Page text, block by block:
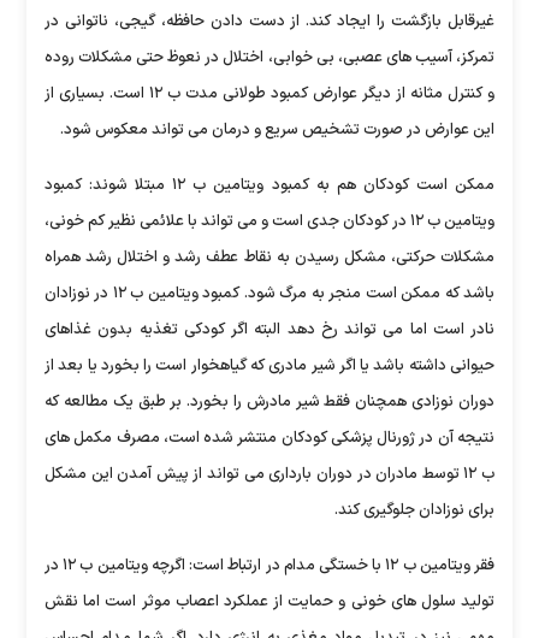
غیرقابل بازگشت را ایجاد کند. از دست دادن حافظه، گیجی، ناتوانی در
تمرکز، آسیب های عصبی، بی خوابی، اختلال در نعوظ حتی مشکلات روده
و کنترل مثانه از دیگر عوارض کمبود طولانی مدت ب ۱۲ است. بسیاری از
این عوارض در صورت تشخیص سریع و درمان می تواند معکوس شود.
ممکن است کودکان هم به کمبود ویتامین ب ۱۲ مبتلا شوند: کمبود
ویتامین ب ۱۲ در کودکان جدی است و می تواند با علائمی نظیر کم خونی،
مشکلات حرکتی، مشکل رسیدن به نقاط عطف رشد و اختلال رشد همراه
باشد که ممکن است منجر به مرگ شود. کمبود ویتامین ب ۱۲ در نوزادان
نادر است اما می تواند رخ دهد البته اگر کودکی تغذیه بدون غذاهای
حیوانی داشته باشد یا اگر شیر مادری که گیاهخوار است را بخورد یا بعد از
دوران نوزادی همچنان فقط شیر مادرش را بخورد. بر طبق یک مطالعه که
نتیجه آن در ژورنال پزشکی کودکان منتشر شده است، مصرف مکمل های
ب ۱۲ توسط مادران در دوران بارداری می تواند از پیش آمدن این مشکل
برای نوزادان جلوگیری کند.
فقر ویتامین ب ۱۲ با خستگی مدام در ارتباط است: اگرچه ویتامین ب ۱۲ در
تولید سلول های خونی و حمایت از عملکرد اعصاب موثر است اما نقش